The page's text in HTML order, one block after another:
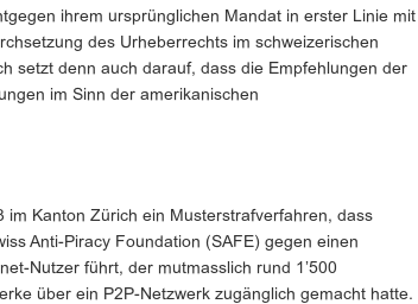
ihrem ursprünglichen Mandat in erster Linie mit
des Urheberrechts im schweizerischen
setzt denn auch darauf, dass die Empfehlungen der
im Sinn der amerikanischen
im Kanton Zürich ein Musterstrafverfahren, dass
Anti-Piracy Foundation (SAFE) gegen einen
Nutzer führt, der mutmasslich rund 1’500
über ein P2P-Netzwerk zugänglich gemacht hatte.